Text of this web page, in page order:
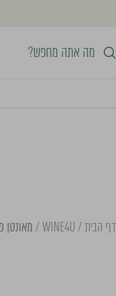
לתוכן
דף הבית WINE4U מאונטן